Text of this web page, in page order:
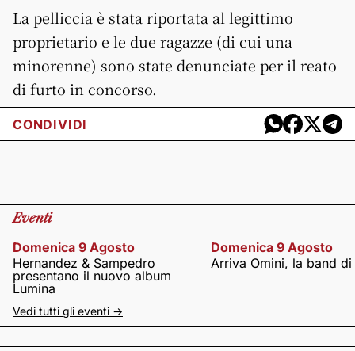
La pelliccia è stata riportata al legittimo
proprietario e le due ragazze (di cui una
minorenne) sono state denunciate per il reato
di furto in concorso.
CONDIVIDI
Eventi
Domenica 9 Agosto
Hernandez & Sampedro
presentano il nuovo album
Lumina
Domenica 9 Agosto
Arriva Omini, la band
Vedi tutti gli eventi ->